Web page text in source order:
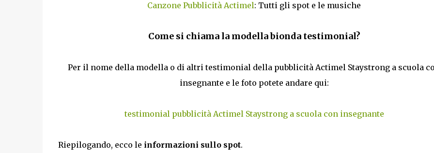
Canzone Pubblicità Actimel: Tutti gli spot e le musiche
Come si chiama la modella bionda testimonial?
Per il nome della modella o di altri testimonial della pubblicità Actimel Staystrong a scuola
insegnante e le foto potete andare qui:
testimonial pubblicità Actimel Staystrong a scuola con insegnante
Riepilogando, ecco le informazioni sullo spot.